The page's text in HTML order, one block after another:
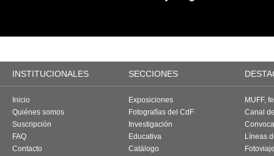
INSTITUCIONALES SECCIONES
Inicio
Quiénes somos
Suscripción
FAQ
Contacto
Exposiciones
Fotografías del CdF
Investigación
Educativa
Catálogo
MUFF,
Canal
Líneas